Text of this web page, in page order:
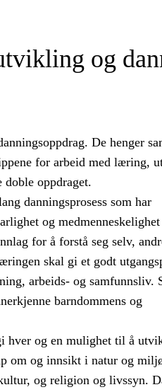
og
De henger
for arbeid med læring,
doble oppdraget.
danningsprosess som har
og
for å forstå seg selv,
skal gi et godt
arbeids- og samfunnsliv.
barndommens og
hver og en mulighet til å
om og innsikt i natur og
og religion og livssyn.